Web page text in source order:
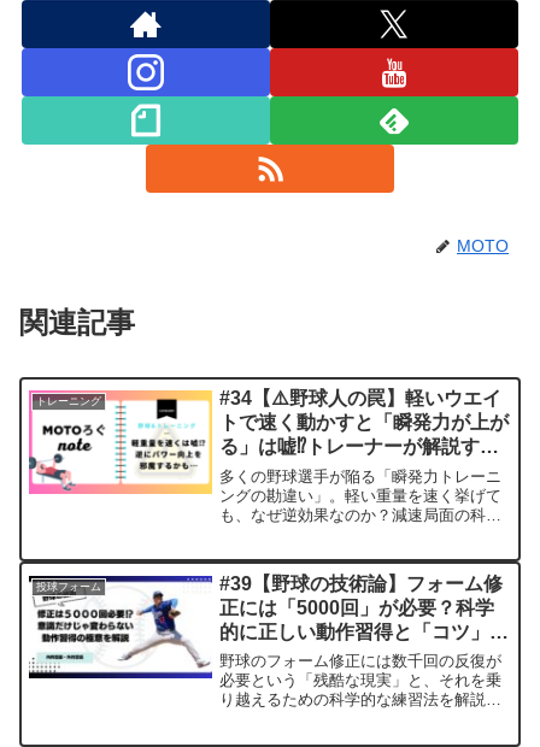
MOTO
関連記事
トレーニング
#34【⚠️野球人の罠】軽いウエイ
トで速く動かすと「瞬発力が上が
る」は嘘⁉︎トレーナーが解説する
科学的根拠と正しい強化法
多くの野球選手が陥る「瞬発力トレーニ
ングの勘違い」。軽い重量を速く挙げて
も、なぜ逆効果なのか？減速局面の科学
します。
投球フォーム
#39【野球の技術論】フォーム修
正には「5000回」が必要？科学
的に正しい動作習得と「コツ」の
掴み方
野球のフォーム修正には数千回の反復が
必要という「残酷な現実」と、それを乗
り越えるための科学的な練習法を解説。